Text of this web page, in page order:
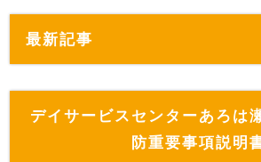
最新記事
デイサービスセンターあろ
防重要事項説明